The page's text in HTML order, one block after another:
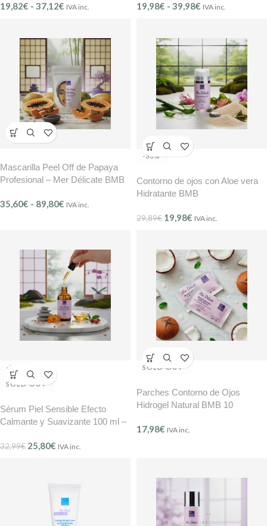
(Ref. 200)
19,82€ - 37,12€ IVA inc.
(Ref. 203)
19,98€ - 39,98€ IVA inc.
Mascarilla Peel Off de Papaya
Profesional – Mer Délicate BMB
35,60€ - 89,80€ IVA inc.
-33%
Contorno de ojos con Aloe vera
Hidratante BMB
29,89€ 19,98€ IVA inc.
-22%
SOLD OUT
Sérum Piel Sensible Efecto
Calmante y Suavizante 100 ml –
32,99€ 25,80€ IVA inc.
SOLD OUT
Parches Contorno de Ojos
Hidrogel Natural BMB 10
Délicate (Ref. 207)
17,98€ IVA inc.